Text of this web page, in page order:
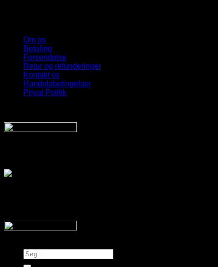
Om os
Betaling
Forsendelse
Retur og refunderinger
Kontakt os
Handelsbetingelser
Privat Politik
Søg
efter: